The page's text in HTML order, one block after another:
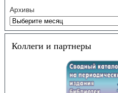
Архивы
Коллеги и партнеры